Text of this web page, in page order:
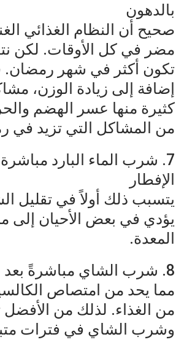
بالدهون
صحيح أن النظام الغذائي
مضر في كل الأوقات. لكن
تكون أكثر في شهر رمضان.
إضافة إلى زيادة الوزن،
كثيرة منها عسر الهضم
من المشاكل التي تزيد في
7. شرب الماء البارد
الإفطار
يتسبب ذلك أولاً في تقليل
يؤدي في بعض الأحيان إلى
المعدة.
8. شرب الشاي مباشرةً بعد الإفطار
مما يحد من امتصاص
من الغذاء. لذلك من الأفضل
وشرب الشاي في فترات